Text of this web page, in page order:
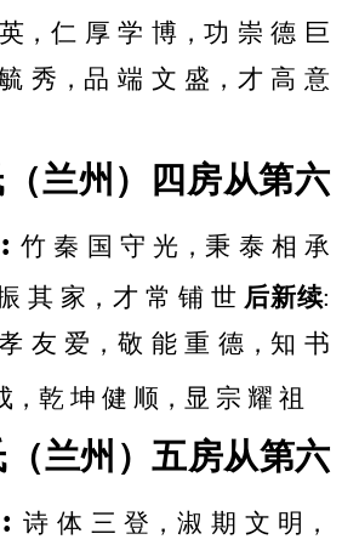
，仁 厚 学 博，功 崇 德 巨
秀，品 端 文 盛，才 高 意
兰州）四房从第六
:竹 秦 国 守 光，秉 泰 相 承
其 家，才 常 铺 世 后新续:
友 爱，敬 能 重 德，知 书
，乾 坤 健 顺，显 宗 耀 祖
兰州）五房从第六
:诗 体 三 登，淑 期 文 明，